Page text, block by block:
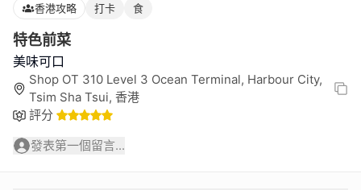
香港攻略 打卡 食
特色前菜
美味可口
Shop OT 310 Level 3 Ocean Terminal, Harbour City,
Tsim Sha Tsui, 香港
評分
發表第一個留言...